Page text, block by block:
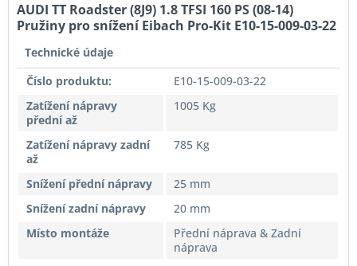
AUDI TT Roadster (8J9) 1.8 TFSI 160 PS (08-14)
Pružiny pro snížení Eibach Pro-Kit E10-15-009-03-22
Technické údaje
Číslo produktu:
E10-15-009-03-22
Zatížení nápravy
přední až
1005 Kg
Zatížení nápravy zadní
až
785 Kg
Snížení přední nápravy
25 mm
Snížení zadní nápravy
20 mm
Místo montáže
Přední náprava & Zadní
náprava